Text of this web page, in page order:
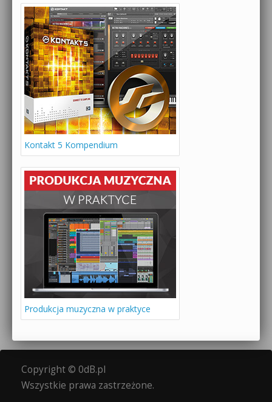
Kontakt 5 Kompendium
Produkcja muzyczna w praktyce
Copyright © 0dB.pl
Wszystkie prawa zastrzeżone.